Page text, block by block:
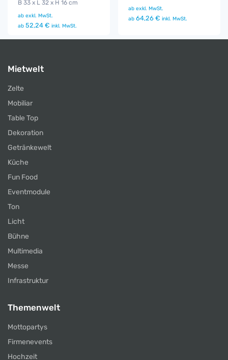
B 33 x L 32 x H 16 cm
ab exkl. MwSt.
ab 52,24 € inkl. MwSt.
ab exkl. MwSt.
ab 64,26 € inkl. MwSt.
Mietwelt
Zelte
Mobiliar
Table Top
Dekoration
Getränkewelt
Küche
Fun Food
Eventmodule
Ton
Licht
Bühne
Multimedia
Messe
Infrastruktur
Themenwelt
Mottopartys
Firmenevents
Hochzeit